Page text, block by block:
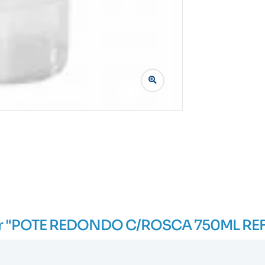
REDONDO C/ROSCA 750ML